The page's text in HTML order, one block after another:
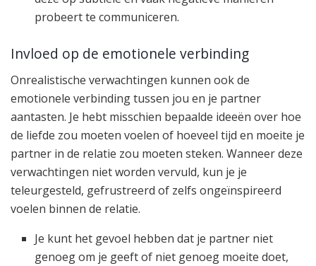
probeert te communiceren.
Invloed op de emotionele verbinding
Onrealistische verwachtingen kunnen ook de
emotionele verbinding tussen jou en je partner
aantasten. Je hebt misschien bepaalde ideeën over hoe
de liefde zou moeten voelen of hoeveel tijd en moeite je
partner in de relatie zou moeten steken. Wanneer deze
verwachtingen niet worden vervuld, kun je je
teleurgesteld, gefrustreerd of zelfs ongeïnspireerd
voelen binnen de relatie.
Je kunt het gevoel hebben dat je partner niet
genoeg om je geeft of niet genoeg moeite doet,